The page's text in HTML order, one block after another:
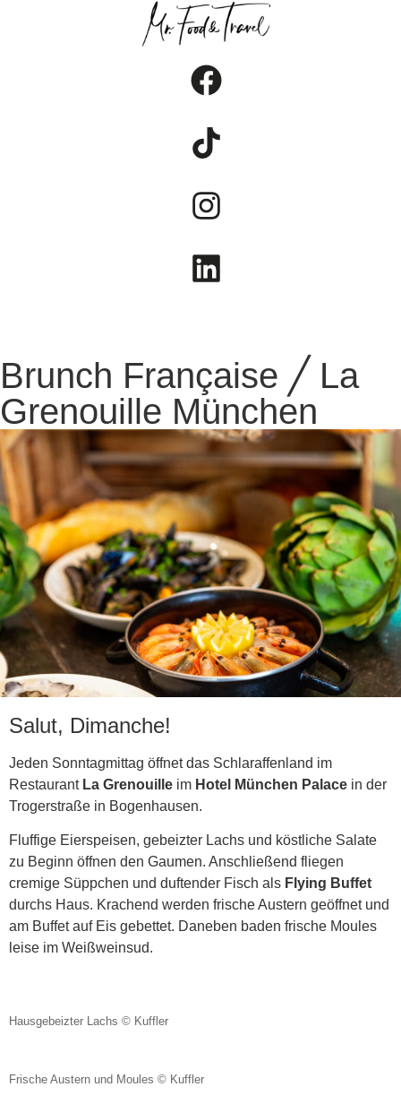
Brunch Française ╱ La
Grenouille München
Salut, Dimanche!
Jeden Sonntagmittag öffnet das Schlaraffenland im
Restaurant La Grenouille im Hotel München Palace in der
Trogerstraße in Bogenhausen.
Fluffige Eierspeisen, gebeizter Lachs und köstliche Salate
zu Beginn öffnen den Gaumen. Anschließend fliegen
cremige Süppchen und duftender Fisch als Flying Buffet
durchs Haus. Krachend werden frische Austern geöffnet und
am Buffet auf Eis gebettet. Daneben baden frische Moules
leise im Weißweinsud.
Hausgebeizter Lachs © Kuffler
Frische Austern und Moules © Kuffler